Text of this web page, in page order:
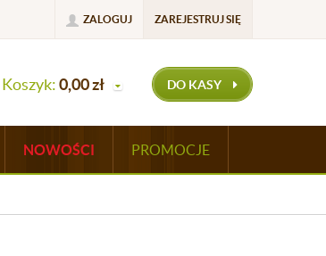
ZALOGUJ ZAREJESTRUJ SIĘ
Koszyk:0,00zł DO KASY
NOWOŚCI PROMOCJE